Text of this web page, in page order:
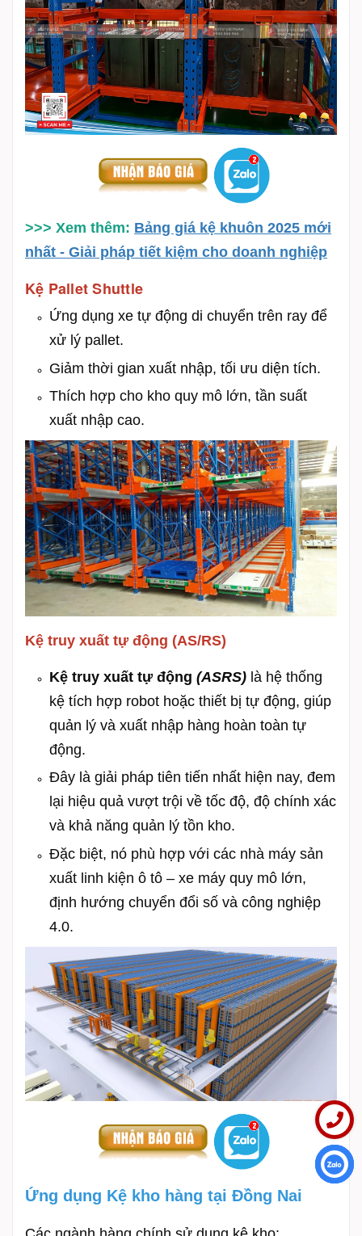
>>> Xem thêm: Bảng giá kệ khuôn 2025 mới
nhất - Giải pháp tiết kiệm cho doanh nghiệp
Kệ Pallet Shuttle
Ứng dụng xe tự động di chuyển trên ray để
xử lý pallet.
Giảm thời gian xuất nhập, tối ưu diện tích.
Thích hợp cho kho quy mô lớn, tần suất
xuất nhập cao.
Kệ truy xuất tự động (AS/RS)
Kệ truy xuất tự động (ASRS) là hệ thống
kệ tích hợp robot hoặc thiết bị tự động, giúp
quản lý và xuất nhập hàng hoàn toàn tự
động.
Đây là giải pháp tiên tiến nhất hiện nay, đem
lại hiệu quả vượt trội về tốc độ, độ chính xác
và khả năng quản lý tồn kho.
Đặc biệt, nó phù hợp với các nhà máy sản
xuất linh kiện ô tô – xe máy quy mô lớn,
định hướng chuyển đổi số và công nghiệp
4.0.
Ứng dụng Kệ kho hàng tại Đồng Nai
Liên hệ